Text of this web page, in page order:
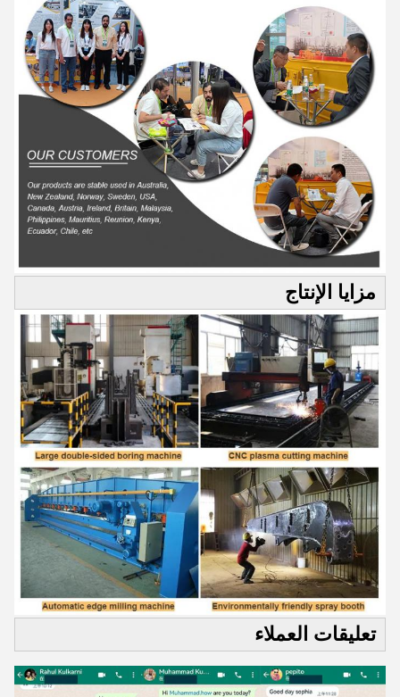
مزايا الإنتاج
تعليقات العملاء